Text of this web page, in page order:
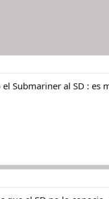
Submariner al SD : es